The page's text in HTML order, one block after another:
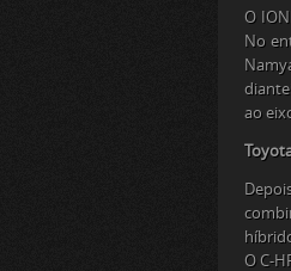
O
No
ao
O C-